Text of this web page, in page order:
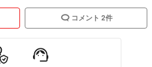
コメント 2件